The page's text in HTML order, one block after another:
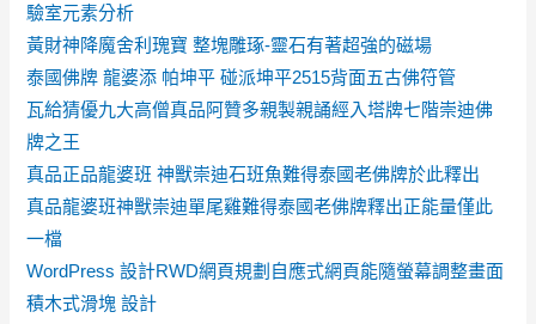
驗室元素分析
黃財神降魔舍利瑰寶 整塊雕琢-靈石有著超強的磁場
泰國佛牌 龍婆添 帕坤平 碰派坤平2515背面五古佛符管
瓦給猜優九大高僧真品阿贊多親製親誦經入塔牌七階崇迪佛
牌之王
真品正品龍婆班 神獸崇迪石班魚難得泰國老佛牌於此釋出
真品龍婆班神獸崇迪單尾雞難得泰國老佛牌釋出正能量僅此
一檔
WordPress 設計RWD網頁規劃自應式網頁能隨螢幕調整畫面
積木式滑塊 設計